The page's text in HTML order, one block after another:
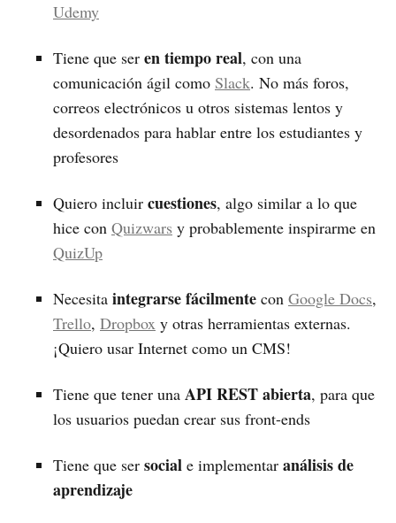
Udemy
Tiene que ser en tiempo real, con una
comunicación ágil como Slack. No más foros,
correos electrónicos u otros sistemas lentos y
desordenados para hablar entre los estudiantes y
profesores
Quiero incluir cuestiones, algo similar a lo que
hice con Quizwars y probablemente inspirarme en
QuizUp
Necesita integrarse fácilmente con Google Docs,
Trello, Dropbox y otras herramientas externas.
¡Quiero usar Internet como un CMS!
Tiene que tener una API REST abierta, para que
los usuarios puedan crear sus front-ends
Tiene que ser social e implementar análisis de
aprendizaje